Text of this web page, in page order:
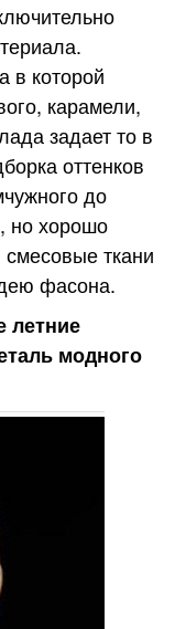
в которой
карамели,
задает то в
оттенков
до
но хорошо
ткани
фасона.
летние
модного